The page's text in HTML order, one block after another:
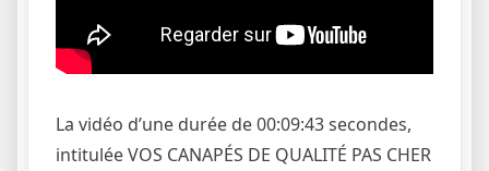
La vidéo d’une durée de 00:09:43 secondes,
intitulée VOS CANAPÉS DE QUALITÉ PAS CHER